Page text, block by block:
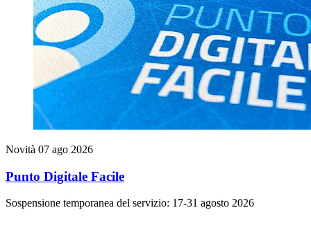
Novità 07 ago 2026
Punto Digitale Facile
Sospensione temporanea del servizio: 17-31 agosto 2026